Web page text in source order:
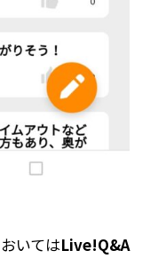
いてはLive!Q&A